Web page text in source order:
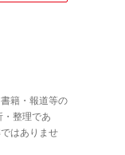
籍・報道等の
・整理であ
はありませ